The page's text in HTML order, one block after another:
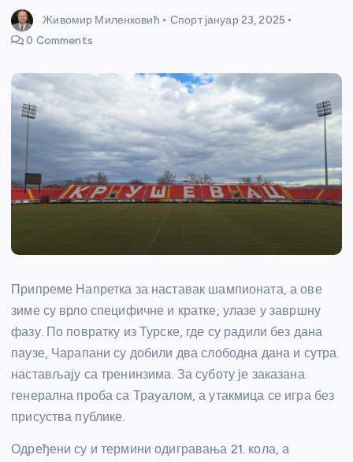
Живомир Миленковић Спорт јануар 23, 2025
0 Comments
Припреме Напретка за наставак шампионата, а ове
зиме су врло специфичне и кратке, улазе у завршну
фазу. По повратку из Турске, где су радили без дана
паузе, Чарапани су добили два слободна дана и сутра
настављају са тренинзима. За суботу је заказана
генерална проба са Траyалом, а утакмица се игра без
присуства публике.
Одређени су и термини одигравања 21. кола, а